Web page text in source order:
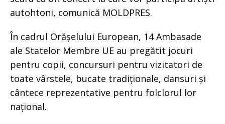
autohtoni, comunică MOLDPRES.
În cadrul Orășelului European, 14 Ambasade
ale Statelor Membre UE au pregătit jocuri
pentru copii, concursuri pentru vizitatori de
toate vârstele, bucate tradiționale, dansuri și
cântece reprezentative pentru folclorul lor
național.